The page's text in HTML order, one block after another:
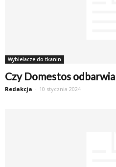
Wybielacze do tkanin
Czy Domestos
Redakcja - 10 stycznia 2024